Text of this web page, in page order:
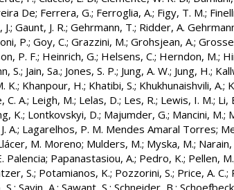
De; Ferrera, G.; Ferroglia, A.; Figy, T. M.;
J.; Gaunt, J. R.; Gehrmann, T.; Ridder, A.
P.; Goy, C.; Grazzini, M.; Grohsjean, A.;
P. F.; Heinrich, G.; Helsens, C.; Herndon, M.;
S.; Jain, Sa.; Jones, S. P.; Jung, A. W.; Jung, H.;
K.; Khanpour, H.; Khatibi, S.; Khukhunaishvili, A.;
C. A.; Leigh, M.; Lelas, D.; Les, R.; Lewis, I. M.; Li,
K.; Lontkovskyi, D.; Majumder, G.; Mancini, M.;
A.; Lagarelhos, P. M. Mendes Amaral Torres;
M. Moreno; Mulders, M.; Myska, M.; Narain,
Palencia; Papanastasiou, A.; Pedro, K.; Pellen, M.
S.; Potamianos, K.; Pozzorini, S.; Price, A. C.;
S. ; Savin, A.; Sawant, S. ; Schneider, B. ;